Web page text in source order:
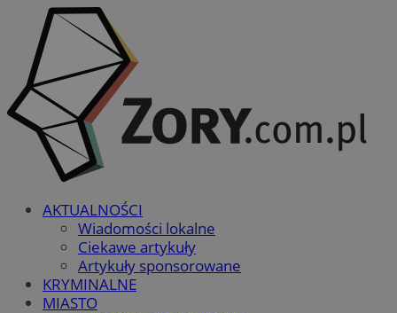
AKTUALNOŚCI
Wiadomości lokalne
Ciekawe artykuły
Artykuły sponsorowane
KRYMINALNE
MIASTO